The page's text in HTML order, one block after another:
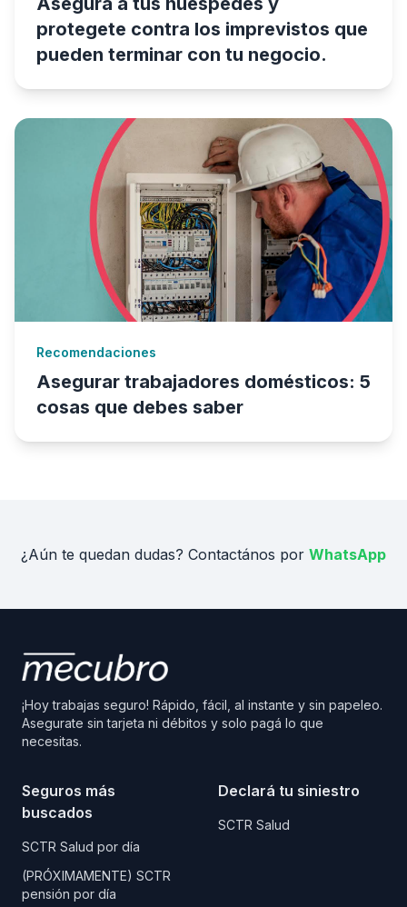
protegete contra los imprevistos que
pueden terminar con tu negocio.
Recomendaciones
Asegurar trabajadores domésticos: 5
cosas que debes saber
¿Aún te quedan dudas? Contactános por WhatsApp
¡Hoy trabajas seguro! Rápido, fácil, al instante y sin papeleo.
Asegurate sin tarjeta ni débitos y solo pagá lo que
necesitas.
Seguros más
buscados
SCTR Salud por día
(PRÓXIMAMENTE) SCTR
pensión por día
Declará tu siniestro
SCTR Salud